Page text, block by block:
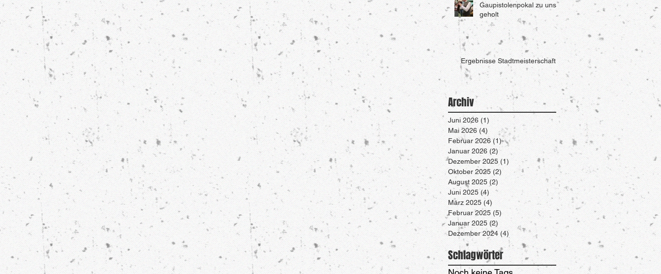
Gaupistolenpokal zu uns
geholt
Ergebnisse Stadtmeisterschaft
Archiv
Juni 2026 (1) 1 Beitrag
Mai 2026 (4) 4 Beiträge
Februar 2026 (1)1 Beitrag
Januar 2026 (2) 2 Beiträge
Dezember 2025 (1) 1 Beitrag
Oktober 2025 (2) 2 Beiträge
August 2025 (2) 2 Beiträge
Juni 2025 (4) 4 Beiträge
März 2025 (4) 4 Beiträge
Februar 2025 (5) 5 Beiträge
Januar 2025 (2)
Dezember 2024 (4) 4 Beiträge
Schlagwörter